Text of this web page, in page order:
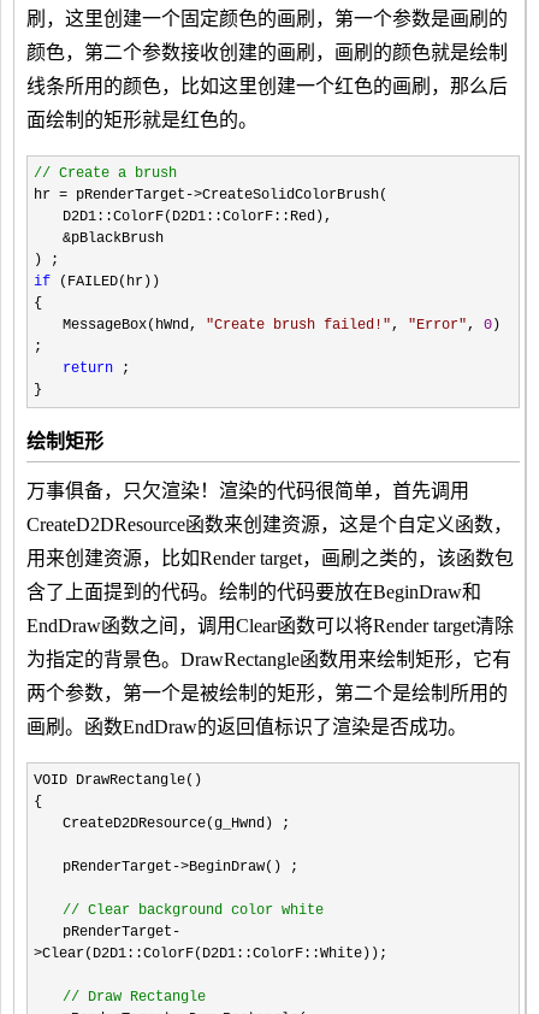
刷，这里创建一个固定颜色的画刷，第一个参数是画刷的
颜色，第二个参数接收创建的画刷，画刷的颜色就是绘制
线条所用的颜色，比如这里创建一个红色的画刷，那么后
面绘制的矩形就是红色的。
// Create a brush
hr = pRenderTarget ->CreateSolidColorBrush(
D2D1::ColorF(D2D1::ColorF::Red),
&pBlackBrush
) ;
if (FAILED(hr))
{
MessageBox(hWnd, "Create brush failed! ", "Error", 0 )
;
return ;
}
绘制矩形
万事俱备，只欠渲染！渲染的代码很简单，首先调用
CreateD2DResource函数来创建资源，这是个自定义函数，
用来创建资源，比如Render target，画刷之类的，该函数包
含了上面提到的代码。绘制的代码要放在BeginDraw和
EndDraw函数之间，调用Clear函数可以将Render target清除
为指定的背景色。 DrawRectangle函数用来绘制矩形，它有
两个参数，第一个是被绘制的矩形，第二个是绘制所用的
画刷。函数EndDraw的返回值标识了渲染是否成功。
VOID DrawRectangle()
{
CreateD2DResource(g_Hwnd) ;
pRenderTarget ->BeginDraw() ;
// Clear background color white
pRenderTarget -
>Clear(D2D1::ColorF(D2D1::ColorF::White));
// Draw Rectangle